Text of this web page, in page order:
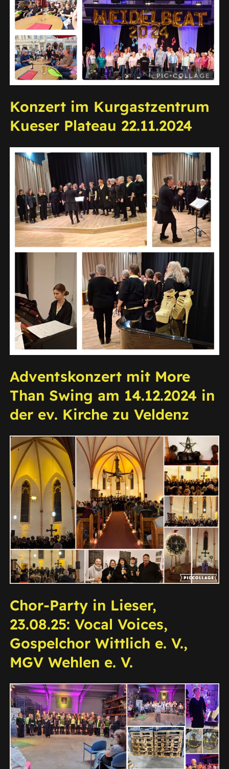
Konzert im Kurgastzentrum
Kueser Plateau 22.11.2024
Adventskonzert mit More
Than Swing am 14.12.2024 in
der ev. Kirche zu Veldenz
Chor-Party in Lieser,
23.08.25: Vocal Voices,
Gospelchor Wittlich e. V.,
MGV Wehlen e. V.